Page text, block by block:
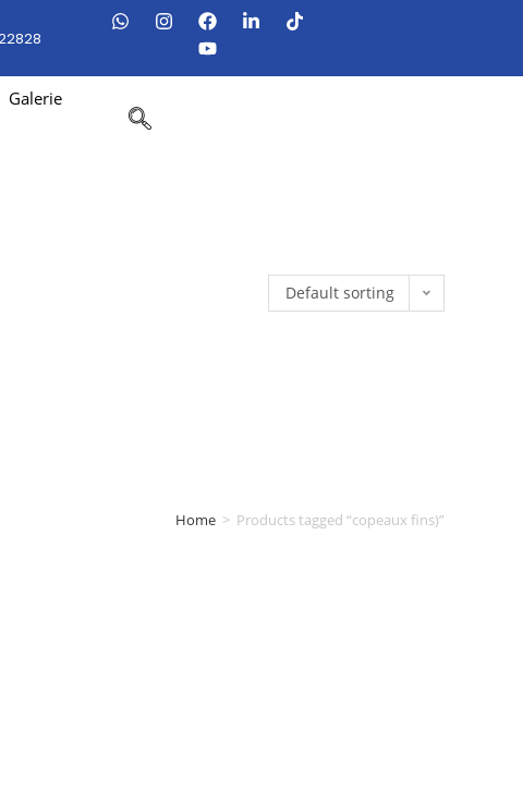
Galerie
Home > Products tagged “copeaux fins)”
Default sorting